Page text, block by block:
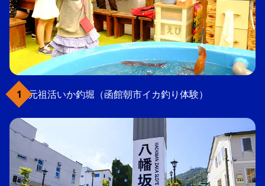
元祖活いか釣堀（函館朝市イカ釣り体験）